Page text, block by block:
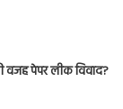
वजह पेपर लीक विवाद?